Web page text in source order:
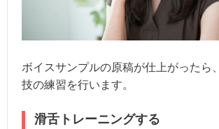
ボイスサンプルの原稿が仕上がったら
技の練習を行います。
滑舌トレーニングする